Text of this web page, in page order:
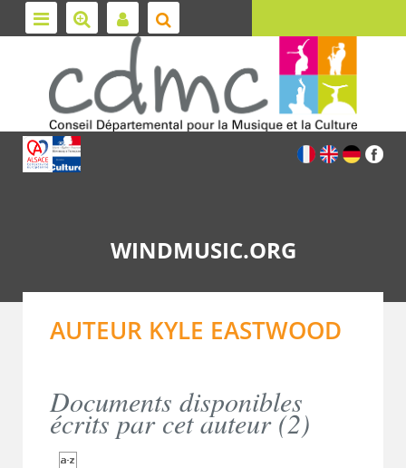
WINDMUSIC.ORG
AUTEUR KYLE EASTWOOD
Documents disponibles
écrits par cet auteur (2)